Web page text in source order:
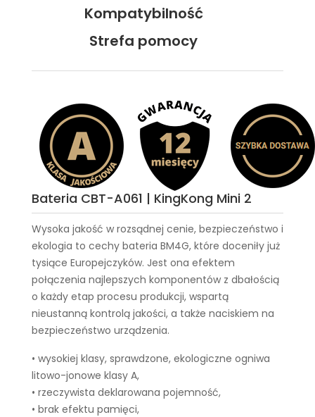
Kompatybilność
Strefa pomocy
Bateria CBT-A061 | KingKong Mini 2
Wysoka jakość w rozsądnej cenie, bezpieczeństwo i
ekologia to cechy bateria BM4G, które doceniły już
tysiące Europejczyków. Jest ona efektem
połączenia najlepszych komponentów z dbałością
o każdy etap procesu produkcji, wspartą
nieustanną kontrolą jakości, a także naciskiem na
bezpieczeństwo urządzenia.
• wysokiej klasy, sprawdzone, ekologiczne ogniwa
litowo-jonowe klasy A,
• rzeczywista deklarowana pojemność,
• brak efektu pamięci,